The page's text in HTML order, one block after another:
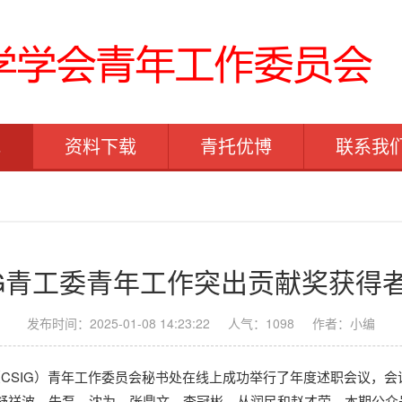
资料下载 青托优博 联系我
工委青年工作突出贡献奖获得
发布时间：2025-01-08 14:23:22 人气： 1098 作者：小编
）青年工作委员会秘书处在线上成功举行了年度述职会议，